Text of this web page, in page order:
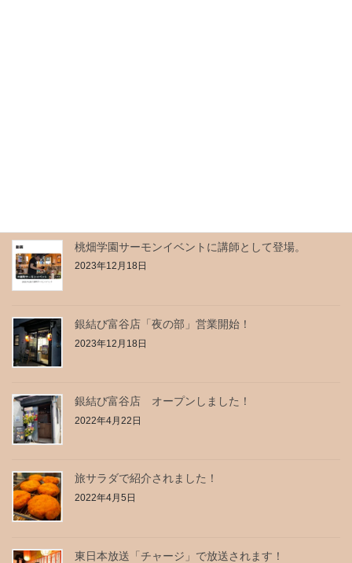
桃畑学園サーモンイベントに講師として登場。
2023年12月18日
銀結び富谷店「夜の部」営業開始！
2023年12月18日
銀結び富谷店 オープンしました！
2022年4月22日
旅サラダで紹介されました！
2022年4月5日
東日本放送「チャージ」で放送されます！